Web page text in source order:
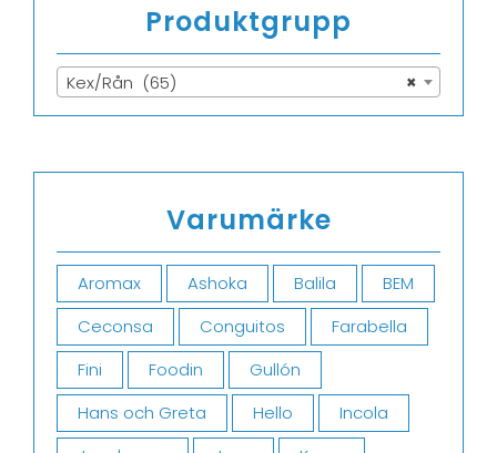
Produktgrupp
×
Kex/Rån (65)
Varumärke
Aromax Ashoka Balila
BEM
Ceconsa
Conguitos
Farabella
Fini
Foodin
Gullón
Hans och Greta
Hello
Incola